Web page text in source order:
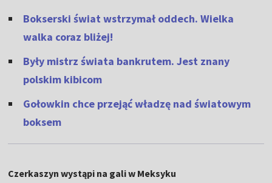
Bokserski świat wstrzymał oddech. Wielka
walka coraz bliżej!
Były mistrz świata bankrutem. Jest znany
polskim kibicom
Gołowkin chce przejąć władzę nad światowym
boksem
Czerkaszyn wystąpi na gali w Meksyku